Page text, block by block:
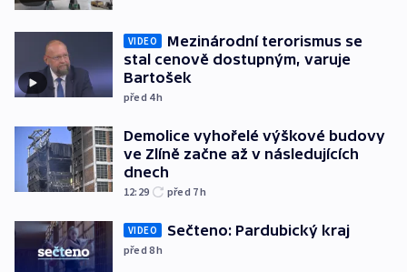
VIDEO
Mezinárodní terorismus se
stal cenově dostupným, varuje
Bartošek
před 4h
Demolice vyhořelé výškové budovy
ve Zlíně začne až v následujících
dnech
12:29 před 7h
VIDEO Sečteno: Pardubický kraj
před 8h